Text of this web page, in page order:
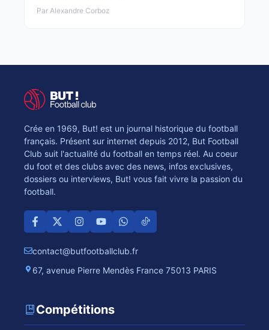
Par Alexandre Corboz
Crée en 1969, But! est un journal historique du football
français. Présent sur internet depuis 2012, But Football
Club suit l'actualité du football en temps réel. Au coeur
du foot et des clubs avec des news, infos exclusives,
dossiers ou interviews, But! vous fait vivre la passion du
football.
contact@butfootballclub.fr
67, avenue Pierre Mendès France 75013 PARIS
Compétitions